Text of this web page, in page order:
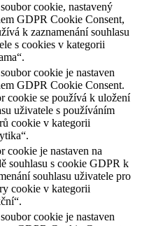
cookie, nastavený
GDPR Cookie Consent,
k zaznamenání souhlasu
s cookies v kategorii
cookie je nastaven
GDPR Cookie Consent.
cookie se používá k uložení
uživatele s používáním
cookie v kategorii
cookie je nastaven na
souhlasu s cookie GDPR k
souhlasu uživatele pro
cookie v kategorii
cookie je nastaven